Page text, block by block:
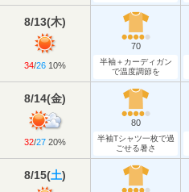
8/13(木)
34/26 10%
70
半袖＋カーディガン
で温度調節を
8/14(金)
32/27 20%
80
半袖Tシャツ一枚で過
ごせる暑さ
8/15(土)